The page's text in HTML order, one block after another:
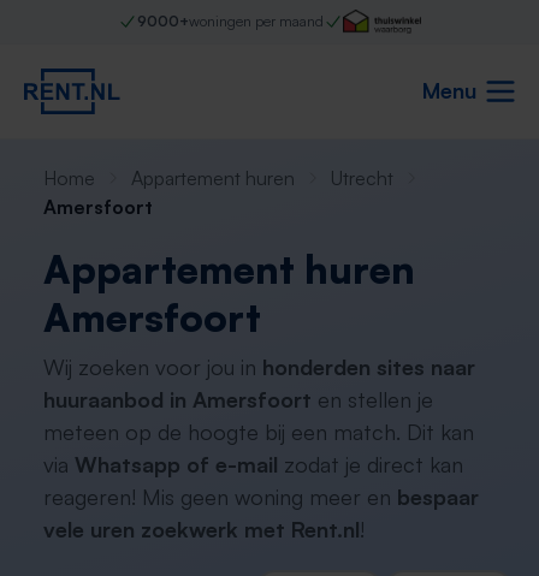
9000+woningen per maand
Menu
Home Appartement huren
Utrecht
Amersfoort
Appartement huren
Amersfoort
Wij zoeken voor jou in honderden sites naar
huuraanbod in Amersfoort en stellen je
meteen op de hoogte bij een match. Dit kan
via Whatsapp of e-mail zodat je direct kan
reageren! Mis geen woning meer en bespaar
vele uren zoekwerk met Rent.nl!